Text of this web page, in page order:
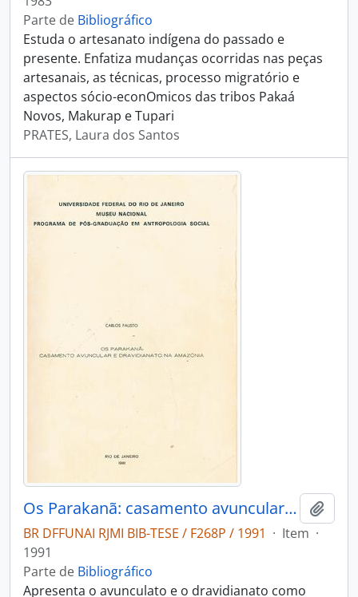
Parte de Bibliográfico
Estuda o artesanato indígena do passado e
presente. Enfatiza mudanças ocorridas nas peças
artesanais, as técnicas, processo migratório e
aspectos sócio-econOmicos das tribos Pakaá
Novos, Makurap e Tupari
PRATES, Laura dos Santos
Os Parakanã: casamento avuncular e dravinianato na Amazonia
BR DFFUNAI RJMI BIB-TESE / F268P / 1991 · Item ·
1991
Parte de Bibliográfico
Apresenta o avunculato e o dravidianato como